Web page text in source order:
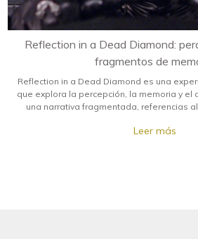
Reflection in a Dead Diamond:
fragmentos de
Reflection in a Dead Diamond es una
que explora la percepción, la memoria y el
una narrativa fragmentada, referencias
Leer más